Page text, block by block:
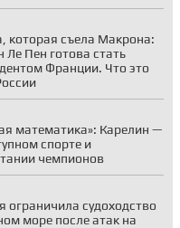
которая съела Макрона:
Ле Пен готова стать
Франции. Что это
математика»: Карелин —
спорте и
чемпионов
ограничила судоходство
море после атак на